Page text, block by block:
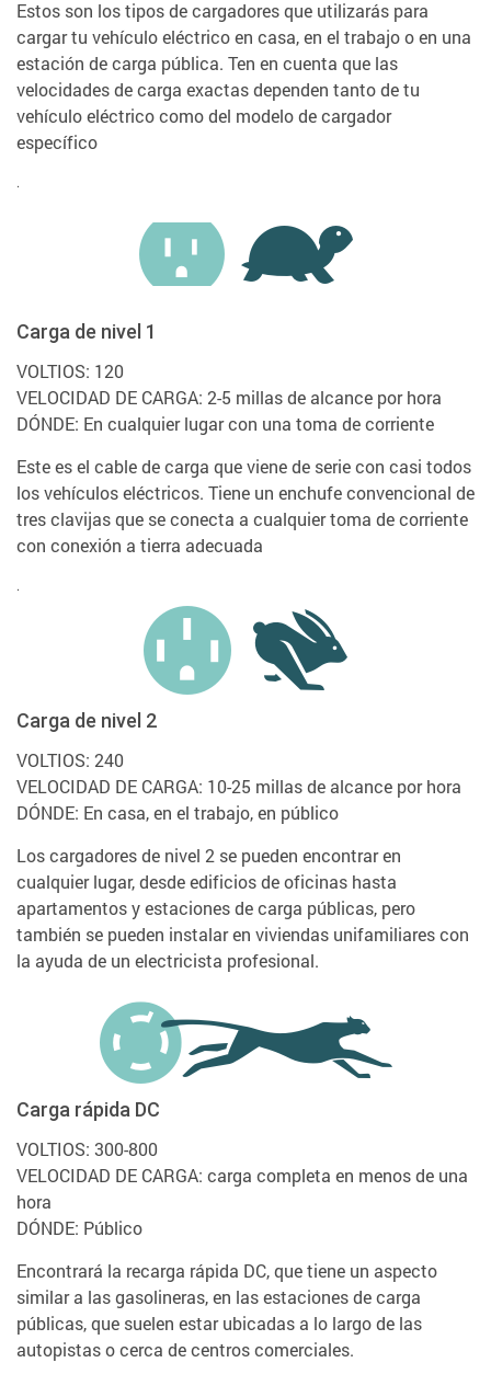
Estos son los tipos de cargadores que utilizarás para
cargar tu vehículo eléctrico en casa, en el trabajo o en una
estación de carga pública. Ten en cuenta que las
velocidades de carga exactas dependen tanto de tu
vehículo eléctrico como del modelo de cargador
específico
.
Carga de nivel 1
VOLTIOS: 120
VELOCIDAD DE CARGA: 2-5 millas de alcance por hora
DÓNDE: En cualquier lugar con una toma de corriente
Este es el cable de carga que viene de serie con casi todos
los vehículos eléctricos. Tiene un enchufe convencional de
tres clavijas que se conecta a cualquier toma de corriente
con conexión a tierra adecuada
.
Carga de nivel 2
VOLTIOS: 240
VELOCIDAD DE CARGA: 10-25 millas de alcance por hora
DÓNDE: En casa, en el trabajo, en público
Los cargadores de nivel 2 se pueden encontrar en
cualquier lugar, desde edificios de oficinas hasta
apartamentos y estaciones de carga públicas, pero
también se pueden instalar en viviendas unifamiliares con
la ayuda de un electricista profesional.
Carga rápida DC
VOLTIOS: 300-800
VELOCIDAD DE CARGA: carga completa en menos de una
hora
DÓNDE: Público
Encontrará la recarga rápida DC, que tiene un aspecto
similar a las gasolineras, en las estaciones de carga
públicas, que suelen estar ubicadas a lo largo de las
autopistas o cerca de centros comerciales.